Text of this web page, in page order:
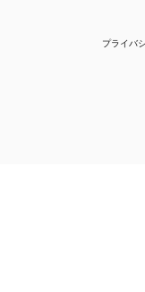
プライバ